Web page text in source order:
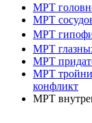
МРТ
МРТ
МРТ
МРТ
МРТ
МРТ
конфликт
МРТ